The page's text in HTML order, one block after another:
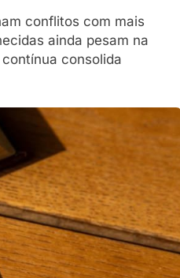
conflitos com mais
ainda pesam na
consolida